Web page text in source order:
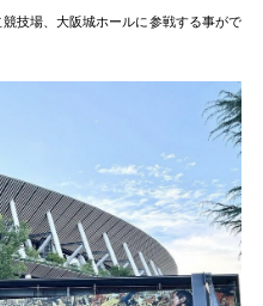
技場、大阪城ホールに参戦する事がで